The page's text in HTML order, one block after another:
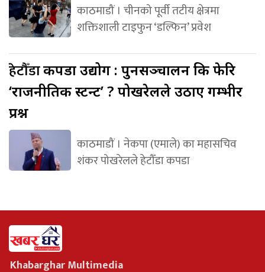
काठमाडौं । चीनको पूर्वी तटीय क्षेत्रमा
शक्तिशाली टाइफुन ‘डल्फिन’ प्रवेश
हेटौँडाकपडा उद्योग : पुनसञ्चालन कि फेरि
‘राजनीतिक स्टन्ट’ ? पोखरेलले उठाए गम्भीर
प्रश्न
काठमाडौं । नेकपा (एमाले) का महासचिव
शंकर पोखरेलले हेटौँडा कपडा
Khabarghar Multimedia